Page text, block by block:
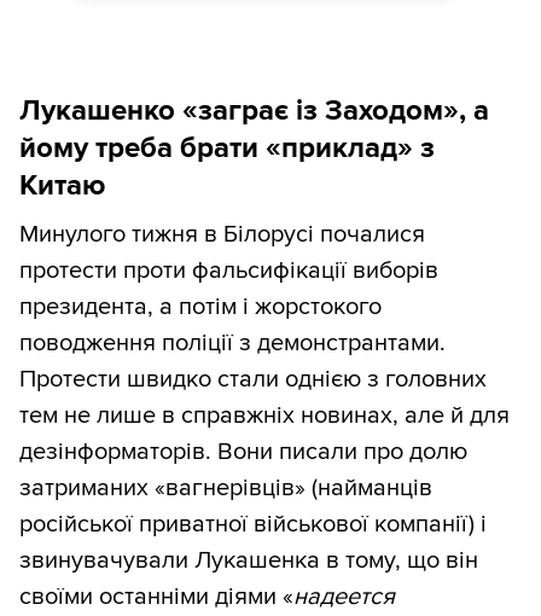
Лукашенко «заграє із Заходом», а
йому треба брати «приклад» з
Китаю
Минулого тижня в Білорусі почалися
протести проти фальсифікації виборів
президента, а потім і жорстокого
поводження поліції з демонстрантами.
Протести швидко стали однією з головних
тем не лише в справжніх новинах, але й для
дезінформаторів. Вони писали про долю
затриманих «вагнерівців» (найманців
російської приватної військової компанії) і
звинувачували Лукашенка в тому, що він
своїми останніми діями «надеется